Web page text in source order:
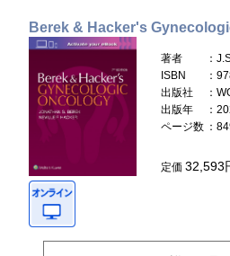
Berek & Hacker's
著者
：
ISBN
：
出版社
：
出版年
：
ページ数 ：
定価32,593